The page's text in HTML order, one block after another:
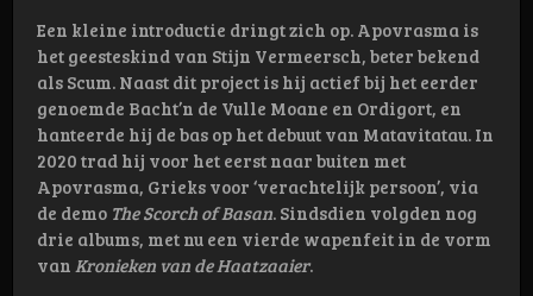
Een kleine introductie dringt zich op. Apovrasma is
het geesteskind van Stijn Vermeersch, beter bekend
als Scum. Naast dit project is hij actief bij het eerder
genoemde Bacht’n de Vulle Moane en Ordigort, en
hanteerde hij de bas op het debuut van Matavitatau. In
2020 trad hij voor het eerst naar buiten met
Apovrasma, Grieks voor ‘verachtelijk persoon’, via
de demo The Scorch of Basan. Sindsdien volgden nog
drie albums, met nu een vierde wapenfeit in de vorm
van Kronieken van de Haatzaaier.